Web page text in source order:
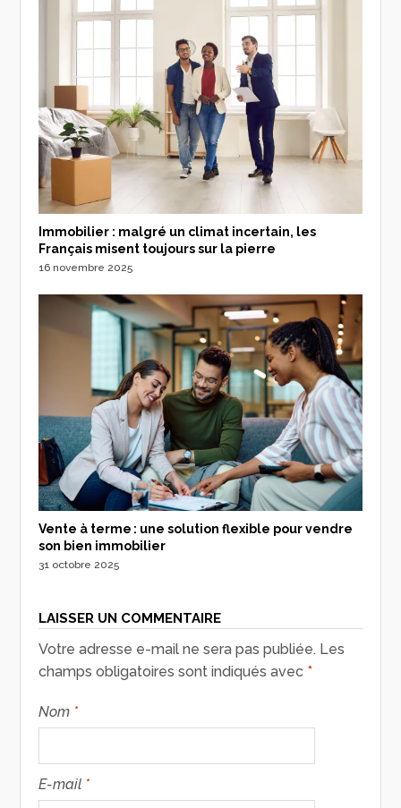
Immobilier : malgré un climat incertain, les
Français misent toujours sur la pierre
16 novembre 2025
Vente à terme : une solution flexible pour vendre
son bien immobilier
31 octobre 2025
LAISSER UN COMMENTAIRE
Votre adresse e-mail ne sera pas publiée. Les
champs obligatoires sont indiqués avec *
Nom *
E-mail *